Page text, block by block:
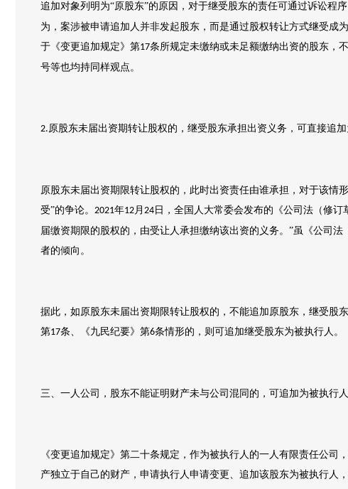
追加对象列明为“原股东”的原因，对于继受股东的责任可通过诉讼程
为，案涉被申请追加人并非发起股东，而是通过股权转让方式继受成
于《变更追加规定》第17条所规定未缴纳或未足额缴纳出资的股东，
号等也均持同样观点。
2.原股东未届出资期转让股权的，继受股东承担出资义务，可直接追
原股东未届出资期限转让股权的，此时出资责任由谁承担，对于该情
受”的争论。 2021年12月 24 日，全国人大常委会发布的《公司法（修
届缴资期限的股权的，由受让人承担缴纳该出资的义务。”虽《公司
者的倾向。
据此，如原股东未届出资期限转让股权的，不能追加原股东，继受股
第17条、《九民纪要》第6条情形的，则可追加继受股东为被执行人。
三、一人公司，股东不能证明财产未与公司混同的，可追加为被执行人
《变更追加规定》第二十条规定，作为被执行人的一人有限责任公
产独立于自己的财产，申请执行人申请变更、追加该股东为被执行人